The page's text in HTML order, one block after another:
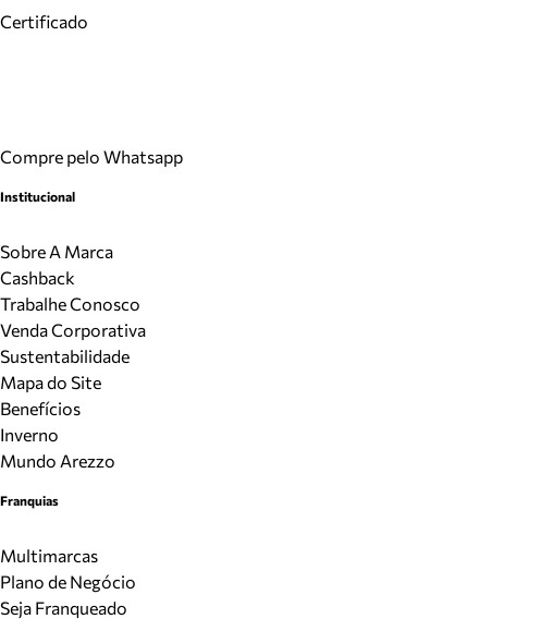
Certificado
Compre pelo Whatsapp
Institucional
Sobre A Marca
Cashback
Trabalhe Conosco
Venda Corporativa
Sustentabilidade
Mapa do Site
Benefícios
Inverno
Mundo Arezzo
Franquias
Multimarcas
Plano de Negócio
Seja Franqueado